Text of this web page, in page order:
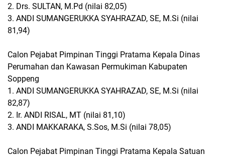
2. Drs. SULTAN, M.Pd (nilai 82,05)
3. ANDI SUMANGERUKKA SYAHRAZAD, SE, M.Si (nilai
81,94)
Calon Pejabat Pimpinan Tinggi Pratama Kepala Dinas
Perumahan dan Kawasan Permukiman Kabupaten
Soppeng
1. ANDI SUMANGERUKKA SYAHRAZAD, SE, M.Si (nilai
82,87)
2. Ir. ANDI RISAL, MT (nilai 81,10)
3. ANDI MAKKARAKA, S.Sos, M.Si (nilai 78,05)
Calon Pejabat Pimpinan Tinggi Pratama Kepala Satuan